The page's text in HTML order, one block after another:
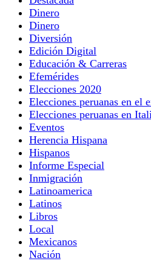
Dinero
Dinero
Diversión
Edición Digital
Educación & Carreras
Efemérides
Elecciones 2020
Elecciones peruanas en el
Elecciones peruanas en
Eventos
Herencia Hispana
Hispanos
Informe Especial
Inmigración
Latinoamerica
Latinos
Libros
Local
Mexicanos
Nación